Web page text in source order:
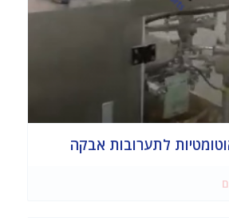
לתערובות אבקה